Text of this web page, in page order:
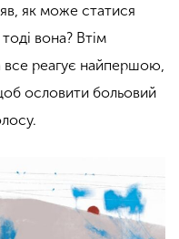
як може статися
вона? Втім
все реагує найпершою,
ословити больовий